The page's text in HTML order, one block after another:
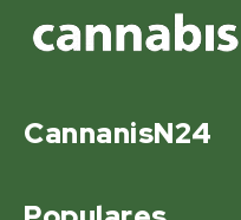
CannanisN24